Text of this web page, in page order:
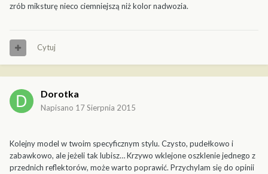
zrób miksturę nieco ciemniejszą niż kolor nadwozia.
Cytuj
Dorotka
Napisano 17 Sierpnia 2015
Kolejny model w twoim specyficznym stylu. Czysto, pudełkowo i
zabawkowo, ale jeżeli tak lubisz… Krzywo wklejone oszklenie jednego z
przednich reflektorów, może warto poprawić. Przychylam się do opinii